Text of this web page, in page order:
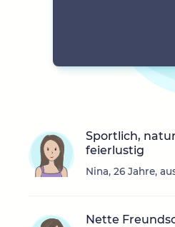
Sportlich,
feierlustig
Nina, 26 Jahre,
Nette